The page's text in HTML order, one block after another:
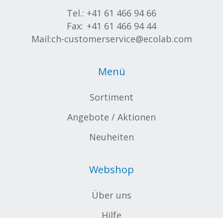
Tel.: +41 61 466 94 66
Fax: +41 61 466 94 44
Mail:ch-customerservice@ecolab.com
Menü
Sortiment
Angebote / Aktionen
Neuheiten
Webshop
Über uns
Hilfe